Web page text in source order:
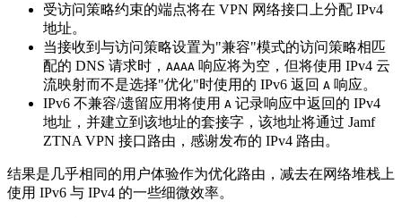
受访问策略约束的端点将在 VPN 网络接口上分配 IPv4
地址。
当接收到与访问策略设置为"兼容"模式的访问策略相匹
配的 DNS 请求时， AAAA 响应将为空，但将使用 IPv4 云
流映射而不是选择"优化"时使用的 IPv6 返回 A 响应。
IPv6 不兼容/遗留应用将使用 A 记录响应中返回的 IPv4
地址，并建立到该地址的套接字，该地址将通过 Jamf
ZTNA VPN 接口路由，感谢发布的 IPv4 路由。
结果是几乎相同的用户体验作为优化路由，减去在网络堆栈上
使用 IPv6 与 IPv4 的一些细微效率。